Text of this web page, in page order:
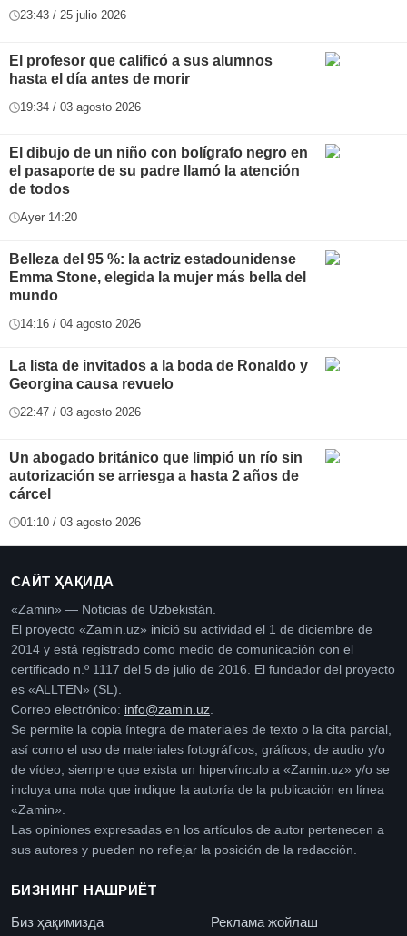
23:43 / 25 julio 2026
El profesor que calificó a sus alumnos
hasta el día antes de morir
19:34 / 03 agosto 2026
El dibujo de un niño con bolígrafo negro en
el pasaporte de su padre llamó la atención
de todos
Ayer 14:20
Belleza del 95 %: la actriz estadounidense
Emma Stone, elegida la mujer más bella del
mundo
14:16 / 04 agosto 2026
La lista de invitados a la boda de Ronaldo y
Georgina causa revuelo
22:47 / 03 agosto 2026
Un abogado británico que limpió un río sin
autorización se arriesga a hasta 2 años de
cárcel
01:10 / 03 agosto 2026
САЙТ ҲАҚИДА
«Zamin» — Noticias de Uzbekistán.
El proyecto «Zamin.uz» inició su actividad el 1 de diciembre de
2014 y está registrado como medio de comunicación con el
certificado n.º 1117 del 5 de julio de 2016. El fundador del proyecto
es «ALLTEN» (SL).
Correo electrónico: info@zamin.uz.
Se permite la copia íntegra de materiales de texto o la cita parcial,
así como el uso de materiales fotográficos, gráficos, de audio y/o
de vídeo, siempre que exista un hipervínculo a «Zamin.uz» y/o se
incluya una nota que indique la autoría de la publicación en línea
«Zamin».
Las opiniones expresadas en los artículos de autor pertenecen a
sus autores y pueden no reflejar la posición de la redacción.
БИЗНИНГ НАШРИЁТ
Биз ҳақимизда Реклама жойлаш